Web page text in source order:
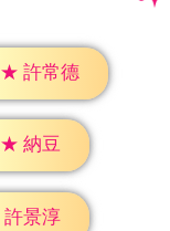
★ 許常德
★ 納豆
許景淳